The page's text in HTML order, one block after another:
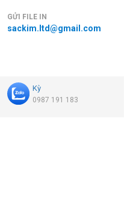
GỬI FILE IN
sackim.ltd@gmail.com
Kỳ
0987 191 183